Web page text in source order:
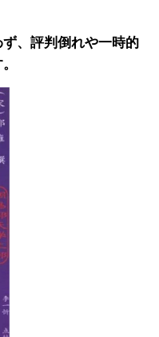
、評判倒れや一時的